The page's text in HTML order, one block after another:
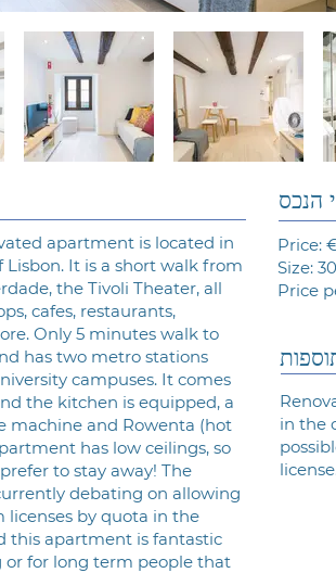
apartment is located in
Lisbon. It is a short walk from
the Tivoli Theater, all
cafes, restaurants,
Only 5 minutes walk to
has two metro stations
campuses. It comes
the kitchen is equipped, a
machine and Rowenta (hot
has low ceilings, so
to stay away! The
debating on allowing
licenses by quota in the
this apartment is fantastic
or for long term people that
הנכס
Price:
Size:
Price
in the